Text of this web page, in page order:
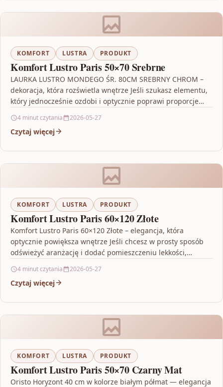
KOMFORT LUSTRA PRODUKT
Komfort Lustro Paris 50×70 Srebrne
LAURKA LUSTRO MONDEGO ŚR. 80CM SREBRNY CHROM –
dekoracja, która rozświetla wnętrze Jeśli szukasz elementu,
który jednocześnie ozdobi i optycznie poprawi proporcje
4 minut czytania 2026-05-27
Czytaj więcej
KOMFORT LUSTRA PRODUKT
Komfort Lustro Paris 60×120 Złote
Komfort Lustro Paris 60×120 Złote – elegancja, która
optycznie powiększa wnętrze Jeśli chcesz w prosty sposób
odświeżyć aranżację i dodać pomieszczeniu lekkości,
4 minut czytania 2026-05-27
Czytaj więcej
KOMFORT LUSTRA PRODUKT
Komfort Lustro Paris 50×70 Czarny Mat
Oristo Horyzont 40 cm w kolorze białym półmat — elegancja